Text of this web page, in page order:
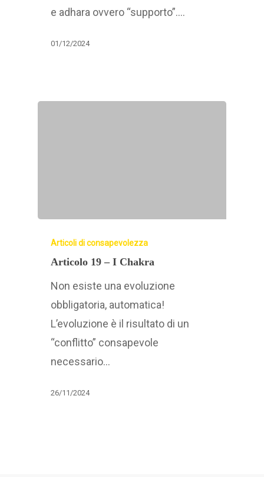
e adhara ovvero “supporto”.…
01/12/2024
Articoli di consapevolezza
Articolo 19 – I Chakra
Non esiste una evoluzione
obbligatoria, automatica!
L’evoluzione è il risultato di un
“conflitto” consapevole
necessario…
26/11/2024